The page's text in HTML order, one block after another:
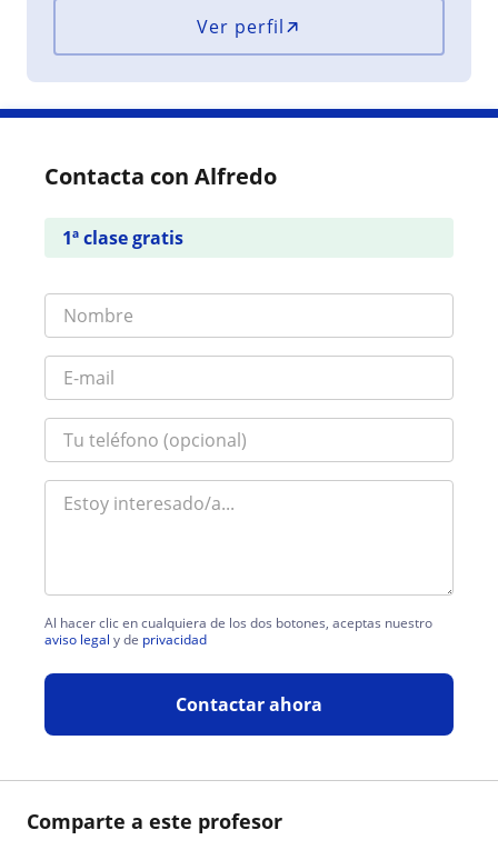
Comparte a este profesor
Ver perfil
Contacta con Alfredo
1ª clase gratis
Al hacer clic en cualquiera de los dos botones, aceptas nuestro
aviso legal y de privacidad
Contactar ahora